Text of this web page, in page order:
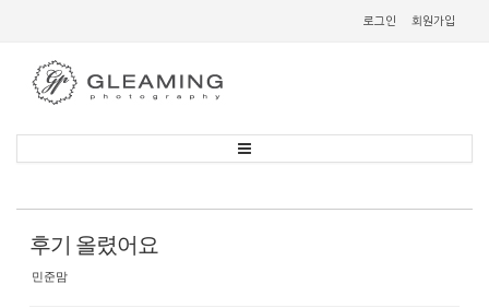
로그인 회원가입
후기 올렸어요
민준맘
스케치북5
스케치북5